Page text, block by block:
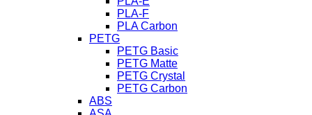
PLA-F
PLA Carbon
PETG
PETG Basic
PETG Matte
PETG Crystal
PETG Carbon
ABS